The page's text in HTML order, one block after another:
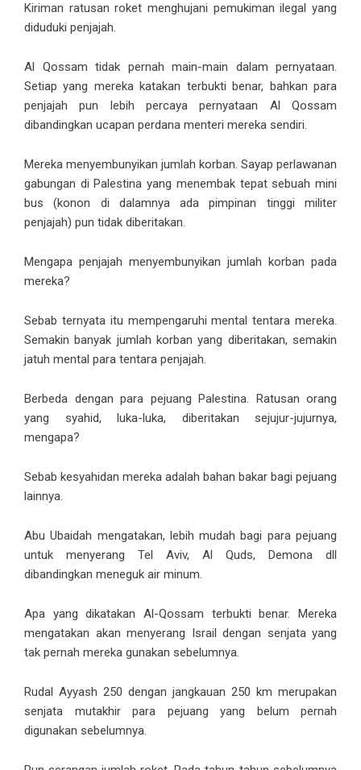
Kiriman ratusan roket menghujani pemukiman ilegal yang
diduduki penjajah.
Al Qossam tidak pernah main-main dalam pernyataan.
Setiap yang mereka katakan terbukti benar, bahkan para
penjajah pun lebih percaya pernyataan Al Qossam
dibandingkan ucapan perdana menteri mereka sendiri.
Mereka menyembunyikan jumlah korban. Sayap perlawanan
gabungan di Palestina yang menembak tepat sebuah mini
bus (konon di dalamnya ada pimpinan tinggi militer
penjajah) pun tidak diberitakan.
Mengapa penjajah menyembunyikan jumlah korban pada
mereka?
Sebab ternyata itu mempengaruhi mental tentara mereka.
Semakin banyak jumlah korban yang diberitakan, semakin
jatuh mental para tentara penjajah.
Berbeda dengan para pejuang Palestina. Ratusan orang
yang syahid, luka-luka, diberitakan sejujur-jujurnya,
mengapa?
Sebab kesyahidan mereka adalah bahan bakar bagi pejuang
lainnya.
Abu Ubaidah mengatakan, lebih mudah bagi para pejuang
untuk menyerang Tel Aviv, Al Quds, Demona dll
dibandingkan meneguk air minum.
Apa yang dikatakan Al-Qossam terbukti benar. Mereka
mengatakan akan menyerang Israil dengan senjata yang
tak pernah mereka gunakan sebelumnya.
Rudal Ayyash 250 dengan jangkauan 250 km merupakan
senjata mutakhir para pejuang yang belum pernah
digunakan sebelumnya.